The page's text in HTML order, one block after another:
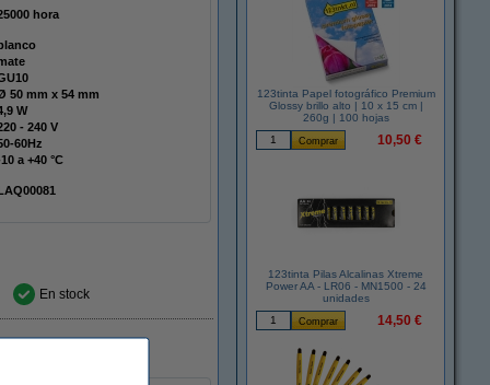
hora
Ø 50 mm x 54 mm
W
220 - 240 V
60Hz
a +40 °C
En stock
123tinta Papel fotográfico Premium
Glossy brillo alto | 10 x 15 cm |
260g | 100 hojas
10,50 €
123tinta Pilas Alcalinas Xtreme
Power AA - LR06 - MN1500 - 24
unidades
14,50 €